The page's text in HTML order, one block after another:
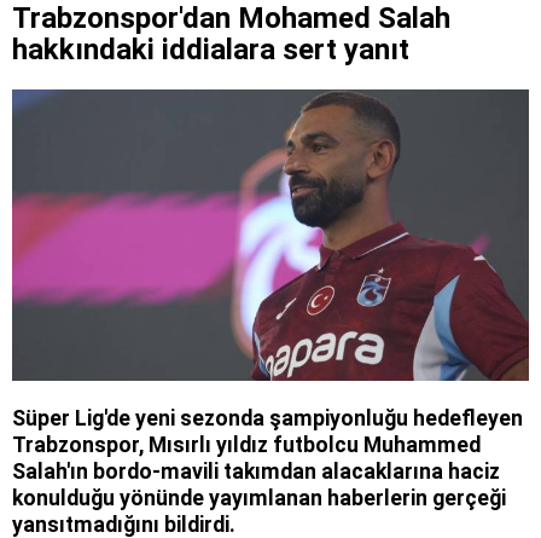
Trabzonspor'dan Mohamed Salah
hakkındaki iddialara sert yanıt
Süper Lig'de yeni sezonda şampiyonluğu hedefleyen
Trabzonspor, Mısırlı yıldız futbolcu Muhammed
Salah'ın bordo-mavili takımdan alacaklarına haciz
konulduğu yönünde yayımlanan haberlerin gerçeği
yansıtmadığını bildirdi.